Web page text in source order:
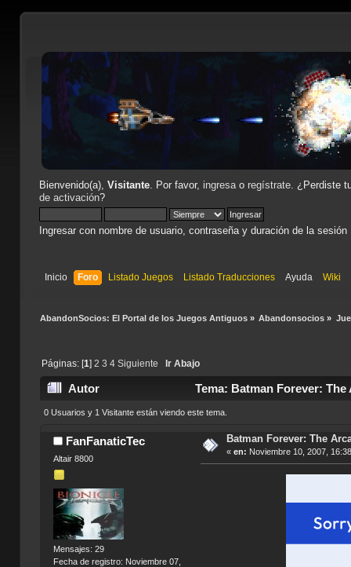
Bienvenido(a), Visitante. Por favor, ingresao regístrate. ¿Perdiste
de activación?
Ingresar con nombre de usuario, contraseña y duración de la sesión
Inicio Foro Listado Juegos Listado Traducciones Ayuda Wiki
AbandonSocios: El Portal de los Juegos Antiguos» Abandonsocios »
Páginas: [1] 2 3 4 Siguiente Ir Abajo
Autor Tema: Batman Forever:
0 Usuarios y 1 Visitante están viendo este tema.
FanFanaticTec
Altair 8800
Mensajes: 29
Fecha de registro: Noviembre 07,
Batman Forever: The
« en: Noviembre 10, 2007,